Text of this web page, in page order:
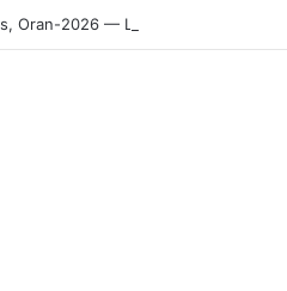
Oran-2026 — Le CRB s’adjuge le titre